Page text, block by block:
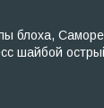
шайбой